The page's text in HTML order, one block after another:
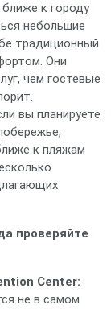
к городу
небольшие
традиционный
Они
чем гостевые
вы планируете
к пляжам
проверяйте
Center:
не в самом